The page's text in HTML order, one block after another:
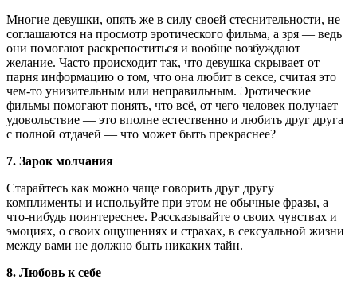
Многие девушки, опять же в силу своей стеснительности, не
соглашаются на просмотр эротического фильма, а зря — ведь
они помогают раскрепоститься и вообще возбуждают
желание. Часто происходит так, что девушка скрывает от
парня информацию о том, что она любит в сексе, считая это
чем-то унизительным или неправильным. Эротические
фильмы помогают понять, что всё, от чего человек получает
удовольствие — это вполне естественно и любить друг друга
с полной отдачей — что может быть прекраснее?
7. Зарок молчания
Старайтесь как можно чаще говорить друг другу
комплименты и испольуйте при этом не обычные фразы, а
что-нибудь поинтереснее. Рассказывайте о своих чувствах и
эмоциях, о своих ощущениях и страхах, в сексуальной жизни
между вами не должно быть никаких тайн.
8. Любовь к себе